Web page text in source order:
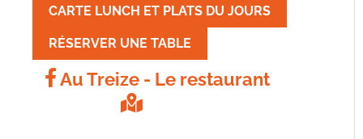
CARTE LUNCH ET PLATS DU JOURS
RÉSERVER UNE TABLE
Au Treize - Le restaurant